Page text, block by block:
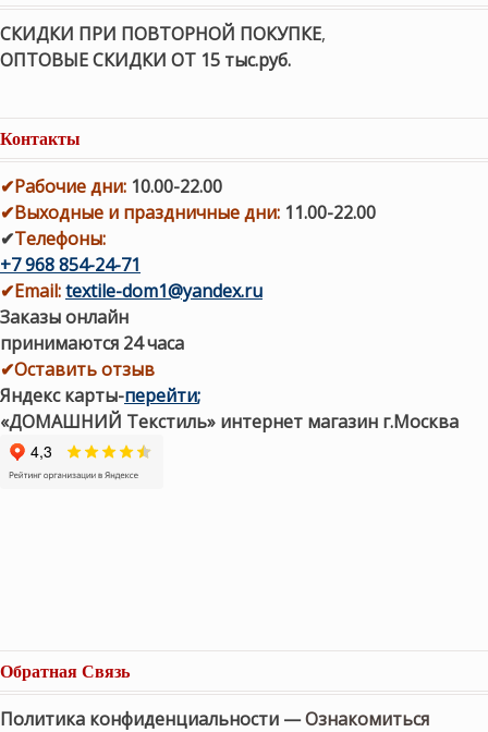
СКИДКИ ПРИ ПОВТОРНОЙ ПОКУПКЕ,
ОПТОВЫЕ СКИДКИ ОТ 15 тыс.руб.
Контакты
✔Рабочие дни: 10.00-22.00
✔Выходные и праздничные дни: 11.00-22.00
✔Телефоны:
+7 968 854-24-71
✔Email:textile-dom1@yandex.ru
Заказы онлайн
принимаются 24 часа
✔Оставить отзыв
Яндекс карты-перейти;
«ДОМАШНИЙ Текстиль» интернет магазин г.Москва
Обратная Связь
Политика конфиденциальности —Ознакомиться